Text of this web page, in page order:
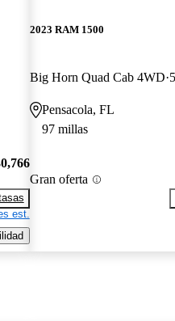
est.
2023 RAM 1500
Big Horn Quad Cab 4WD
Pensacola, FL
97 millas
Gran oferta